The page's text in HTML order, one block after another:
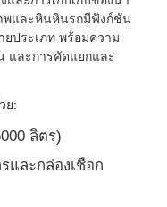
พและหินหินรถมีฟังก์ชัน
ประเภท พร้อมความ
และการคัดแยกและ
ย:
ลิตร)
และกล่องเชือก